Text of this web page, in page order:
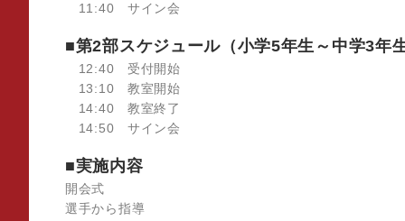
11:40 サイン会
■第2部スケジュール（小学5年生～中学3年生
12:40 受付開始
13:10 教室開始
14:40 教室終了
14:50 サイン会
■実施内容
開会式
選手から指導